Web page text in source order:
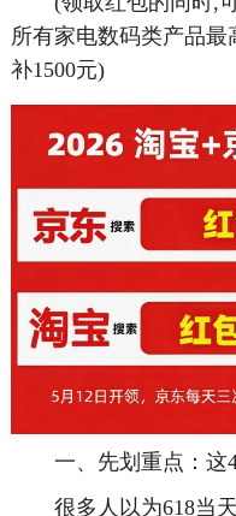
所有家电数码类产品最
补1500元)
一、先划重点：这4
很多人以为618当天